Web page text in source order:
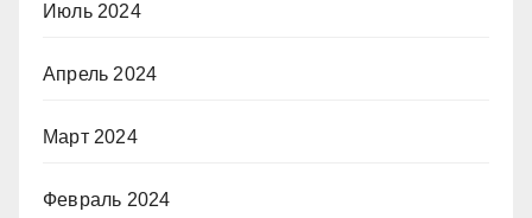
Июль 2024
Апрель 2024
Март 2024
Февраль 2024